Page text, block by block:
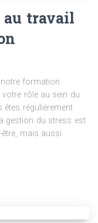
au travail
formation
rôle au sein du
êtes régulièrement
gestion du stress est
mais aussi